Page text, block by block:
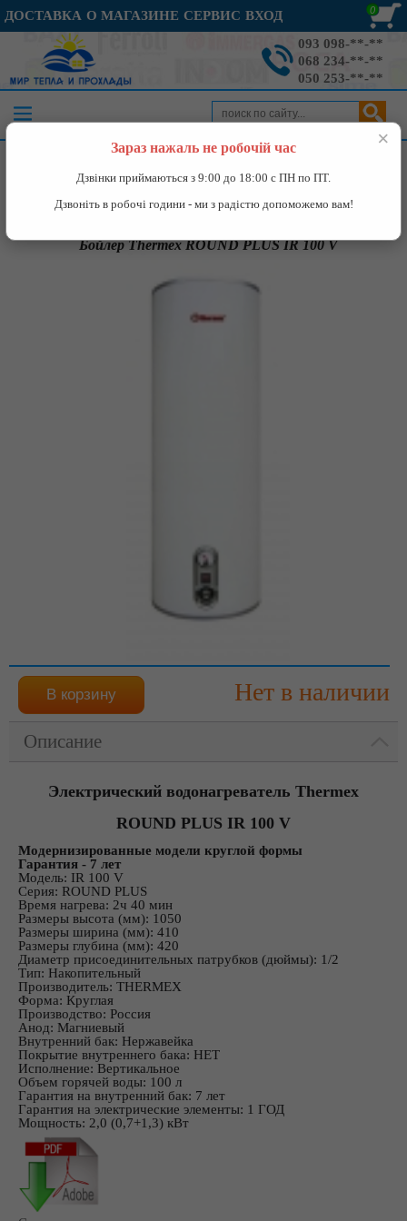
ДОСТАВКА О МАГАЗИНЕ СЕРВИС ВХОД 0
093 098-**-**
068 234-**-**
050 253-**-**
Водонагреватели»Бойлер Thermex ROUND PLUS IR
Бойлер Thermex ROUND PLUS IR 100 V
Нет в наличии
Описание
Электрический водонагреватель Thermex
ROUND PLUS IR 100 V
Модернизированные модели круглой формы
Гарантия - 7 лет
Модель: IR 100 V
Серия: ROUND PLUS
Время нагрева: 2ч 40 мин
Размеры высота (мм): 1050
Размеры ширина (мм): 410
Размеры глубина (мм): 420
Диаметр присоединительных патрубков (дюймы): 1/2
Тип: Накопительный
Производитель: THERMEX
Форма: Круглая
Производство: Россия
Анод: Магниевый
Внутренний бак: Нержавейка
Покрытие внутреннего бака: НЕТ
Исполнение: Вертикальное
Объем горячей воды: 100 л
Гарантия на внутренний бак: 7 лет
Гарантия на электрические элементы: 1 ГОД
Мощность: 2,0 (0,7+1,3) кВт
×
Зараз нажаль не робочій час
Дзвінки приймаються з 9:00 до 18:00 с ПН по ПТ.
Дзвоніть в робочі години - ми з радістю допоможемо вам!